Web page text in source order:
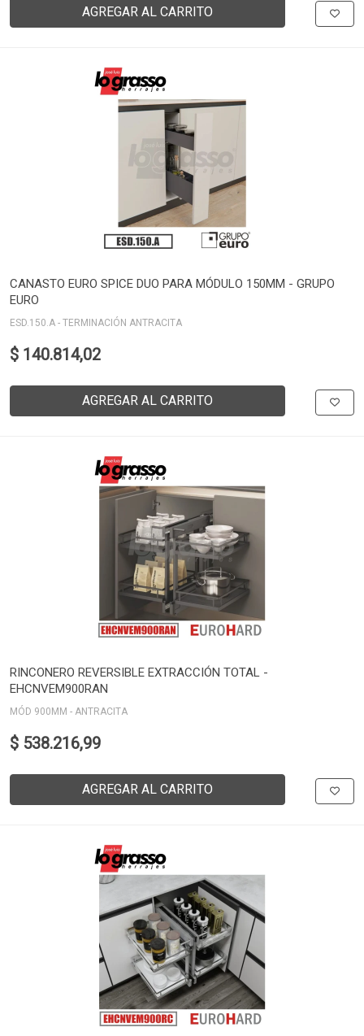
AGREGAR AL CARRITO
CANASTO EURO SPICE DUO PARA MÓDULO 150MM - GRUPO
EURO
ESD.150.A - TERMINACIÓN ANTRACITA
$ 140.814,02
AGREGAR AL CARRITO
RINCONERO REVERSIBLE EXTRACCIÓN TOTAL -
EHCNVEM900RAN
MÓD 900MM - ANTRACITA
$ 538.216,99
AGREGAR AL CARRITO